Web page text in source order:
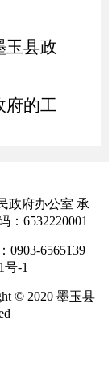
县政
的工
调墨
驻外
及上
。
政府办公室 承
6532220001
0903-6565139
号-1
© 2020 墨玉县